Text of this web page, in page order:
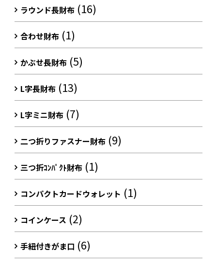
ラウンド長財布 (16)
合わせ財布 (1)
かぶせ長財布 (5)
L字長財布 (13)
L字ミニ財布 (7)
二つ折りファスナー財布 (9)
三つ折ｺﾝﾊﾟｸﾄ財布 (1)
コンパクトカードウォレット (1)
コインケース (2)
手紐付きがま口 (6)